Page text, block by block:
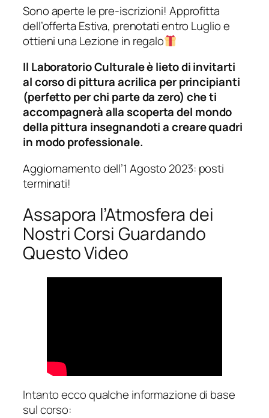
Sono aperte le pre-iscrizioni! Approfitta
dell’offerta Estiva, prenotati entro Luglio e
ottieni una Lezione in regalo
Il Laboratorio Culturale è lieto di invitarti
al corso di pittura acrilica per principianti
(perfetto per chi parte da zero) che ti
accompagnerà alla scoperta del mondo
della pittura insegnandoti a creare quadri
in modo professionale.
Aggiornamento dell’1 Agosto 2023: posti
terminati!
Assapora l’Atmosfera dei
Nostri Corsi Guardando
Questo Video
Intanto ecco qualche informazione di base
sul corso: